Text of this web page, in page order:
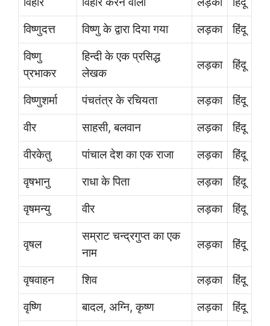
विष्णुदत्त
विष्णु के द्वारा दिया गया लड़का
हिंदू
विष्णु
प्रभाकर
हिन्दी के एक प्रसिद्ध
लेखक
लड़का हिंदू
विष्णुशर्मा पंचतंत्र के रचियता लड़का
हिंदू
वीर
साहसी, बलवान लड़का
हिंदू
वीरकेतु
पांचाल देश का एक राजा लड़का
हिंदू
वृषभानु
राधा के पिता लड़का
हिंदू
वृषमन्यु
वीर लड़का हिंदू
वृषल
सम्राट चन्द्रगुप्त का एक
नाम
लड़का हिंदू
वृषवाहन शिव लड़का
हिंदू
वृष्णि
बादल, अग्नि, कृष्ण लड़का
हिंदू